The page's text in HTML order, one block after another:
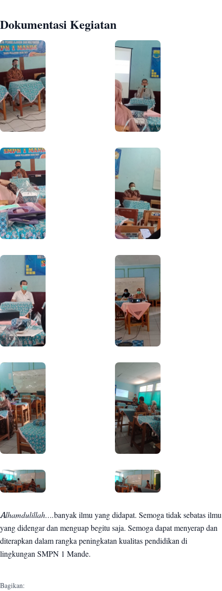
Dokumentasi Kegiatan
Alhamdulillah….banyak ilmu yang didapat. Semoga tidak sebatas ilmu
yang didengar dan menguap begitu saja. Semoga dapat menyerap dan
diterapkan dalam rangka peningkatan kualitas pendidikan di
lingkungan SMPN 1 Mande.
Bagikan: